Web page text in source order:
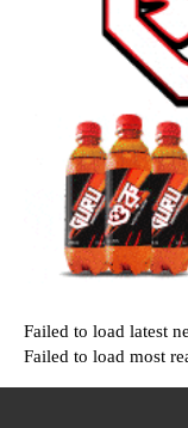
Failed to load latest
Failed to load most